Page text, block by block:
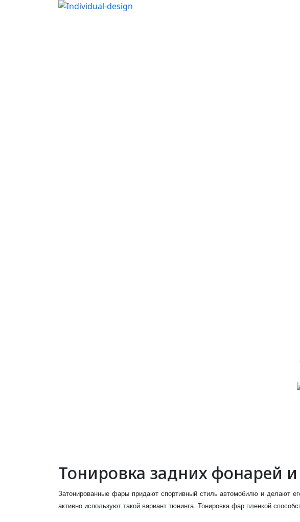
Тонировка задних фонарей
Затонированные фары придают спортивный стиль автомобилю и делают
активно используют такой вариант тюнинга. Тонировка фар пленкой